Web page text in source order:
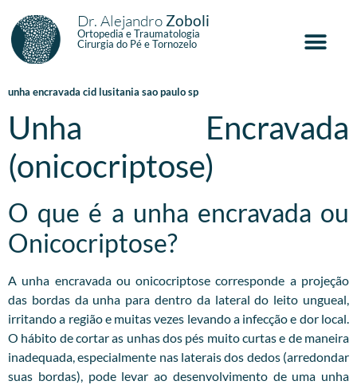
Dr. Alejandro Zoboli
Ortopedia e Traumatologia
Cirurgia do Pé e Tornozelo
unha encravada cid lusitania sao paulo sp
Unha Encravada
(onicocriptose)
O que é a unha encravada ou
Onicocriptose?
A unha encravada ou onicocriptose corresponde a projeção
das bordas da unha para dentro da lateral do leito ungueal,
irritando a região e muitas vezes levando a infecção e dor local.
O hábito de cortar as unhas dos pés muito curtas e de maneira
inadequada, especialmente nas laterais dos dedos (arredondar
suas bordas), pode levar ao desenvolvimento de uma unha